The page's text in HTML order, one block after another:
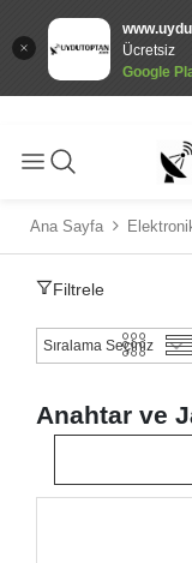
Ücretsiz
Google
Ana Sayfa
Filtrele
Anahtar ve